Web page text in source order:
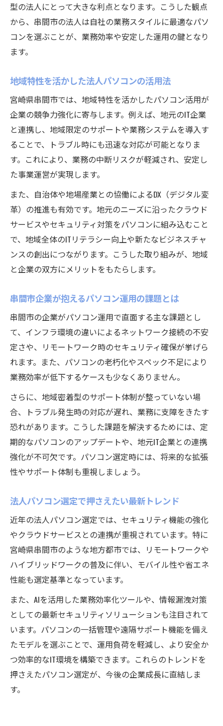
宮崎県串間市の企業に適したパソコンの特
徴
法人向けPC選びで見落としがちな注意点
セキュリティ対策を強化できるPC選定法
法人パソコンが支える宮崎県のDX推進最前線
DX推進における法人パソコンの役割とは
宮崎県企業のDX化を加速させるPC活用事例
法人PCプラットフォームで実現する業務改
革
パソコンを活用したデジタル人材育成の手
法
DX推進に必要な法人向けPC選定のコツ
串間市で法人PCを活かし地域と企業を強くする
法人パソコン活用が地域企業の成長を後押
し
パソコンを活かした地域密着型サービスの
展開
法人PCと地域連携で実現する新たな価値創
出
企業と地域を繋ぐパソコン活用の未来展望
型の法人にとって大きな利点となります。こうした観点
から、串間市の法人は自社の業務スタイルに最適なパソ
コンを選ぶことが、業務効率や安定した運用の鍵となり
ます。
地域特性を活かした法人パソコンの活用法
宮崎県串間市では、地域特性を活かしたパソコン活用が
企業の競争力強化に寄与します。例えば、地元のIT企業
と連携し、地域限定のサポートや業務システムを導入す
ることで、トラブル時にも迅速な対応が可能となりま
す。これにより、業務の中断リスクが軽減され、安定し
た事業運営が実現します。
また、自治体や地場産業との協働によるDX（デジタル変
革）の推進も有効です。地元のニーズに沿ったクラウド
サービスやセキュリティ対策をパソコンに組み込むこと
で、地域全体のITリテラシー向上や新たなビジネスチャ
ンスの創出につながります。こうした取り組みが、地域
と企業の双方にメリットをもたらします。
串間市企業が抱えるパソコン運用の課題とは
串間市の企業がパソコン運用で直面する主な課題とし
て、インフラ環境の違いによるネットワーク接続の不安
定さや、リモートワーク時のセキュリティ確保が挙げら
れます。また、パソコンの老朽化やスペック不足により
業務効率が低下するケースも少なくありません。
さらに、地域密着型のサポート体制が整っていない場
合、トラブル発生時の対応が遅れ、業務に支障をきたす
恐れがあります。こうした課題を解決するためには、定
期的なパソコンのアップデートや、地元IT企業との連携
強化が不可欠です。パソコン選定時には、将来的な拡張
性やサポート体制も重視しましょう。
法人パソコン選定で押さえたい最新トレンド
近年の法人パソコン選定では、セキュリティ機能の強化
やクラウドサービスとの連携が重視されています。特に
宮崎県串間市のような地方都市では、リモートワークや
ハイブリッドワークの普及に伴い、モバイル性や省エネ
性能も選定基準となっています。
また、AIを活用した業務効率化ツールや、情報漏洩対策
としての最新セキュリティソリューションも注目されて
います。パソコンの一括管理や遠隔サポート機能を備え
たモデルを選ぶことで、運用負荷を軽減し、より安全か
つ効率的なIT環境を構築できます。これらのトレンドを
押さえたパソコン選定が、今後の企業成長に直結しま
す。